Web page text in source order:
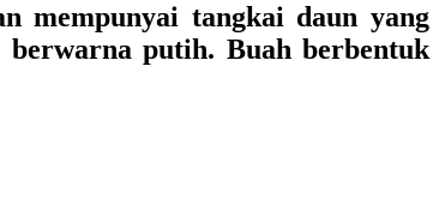
mempunyai tangkai daun yang
putih. Buah berbentuk